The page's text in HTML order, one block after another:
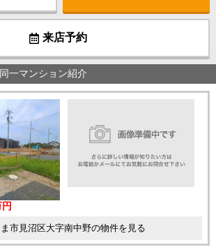
来店予約
一マンション紹介
市見沼区大字南中野の物件を見る